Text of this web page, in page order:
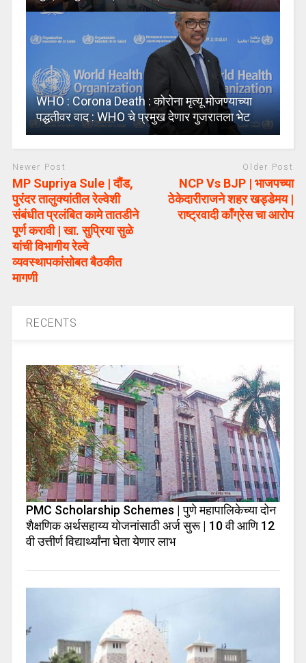
WHO : Corona Death : कोरोना मृत्यू मोजण्याच्या
पद्धतीवर वाद : WHO चे प्रमुख देणार गुजरातला भेट
Newer Post
MP Supriya Sule | दौंड,
पुरंदर तालुक्यांतील रेल्वेशी
संबंधीत प्रलंबित कामे तातडीने
पूर्ण करावी | खा. सुप्रिया सुळे
यांची विभागीय रेल्वे
व्यवस्थापकांसोबत बैठकीत
मागणी
Older Post
NCP Vs BJP | भाजपच्या
ठेकेदारीराजने शहर खड्डेमय |
राष्ट्रवादी काँग्रेस चा आरोप
RECENTS
PMC Scholarship Schemes | पुणे महापालिकेच्या दोन
शैक्षणिक अर्थसहाय्य योजनांसाठी अर्ज सुरू | 10 वी आणि 12
वी उत्तीर्ण विद्यार्थ्यांना घेता येणार लाभ